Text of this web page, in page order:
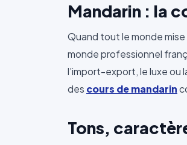
Mandarin : la
Quand tout le monde mise
monde professionnel
l’import-export, le luxe
des cours de mandarin
Tons,